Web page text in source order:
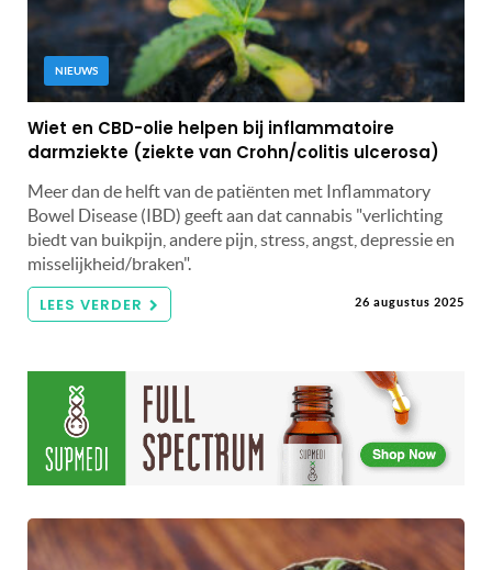
NIEUWS
Wiet en CBD-olie helpen bij inflammatoire
darmziekte (ziekte van Crohn/colitis ulcerosa)
Meer dan de helft van de patiënten met Inflammatory
Bowel Disease (IBD) geeft aan dat cannabis "verlichting
biedt van buikpijn, andere pijn, stress, angst, depressie en
misselijkheid/braken".
LEES VERDER 26 augustus 2025